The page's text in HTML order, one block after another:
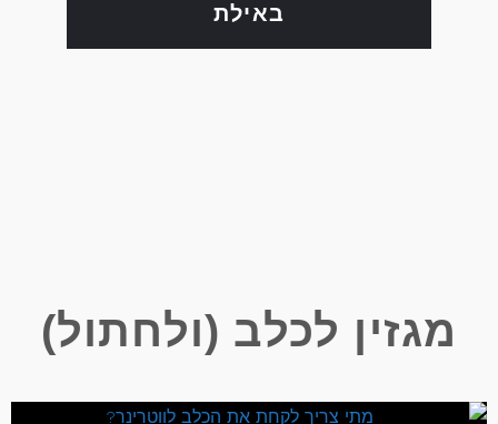
באילת
מגזין לכלב (ולחתול)